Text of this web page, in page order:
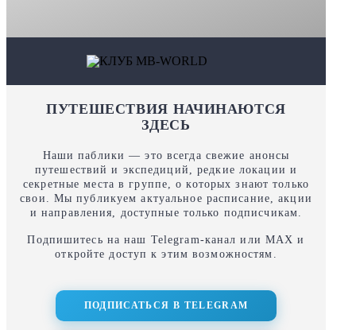
ПУТЕШЕСТВИЯ НАЧИНАЮТСЯ
ЗДЕСЬ
Наши паблики — это всегда свежие анонсы
путешествий и экспедиций, редкие локации и
секретные места в группе, о которых знают только
свои. Мы публикуем актуальное расписание, акции
и направления, доступные только подписчикам.
Подпишитесь на наш Telegram‑канал или MAX и
откройте доступ к этим возможностям.
ПОДПИСАТЬСЯ В TELEGRAM